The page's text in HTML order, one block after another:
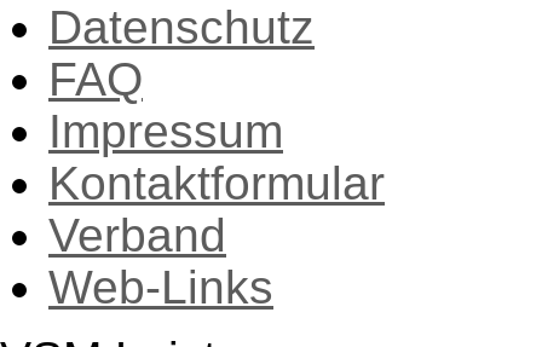
Datenschutz
FAQ
Impressum
Kontaktformular
Verband
Web-Links